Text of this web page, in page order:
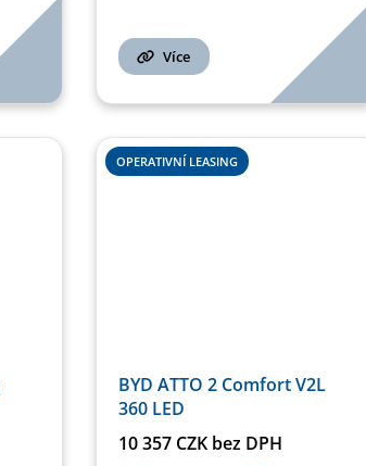
Více
OPERATIVNÍ LEASING
BYD ATTO 2 Comfort V2L
360 LED
10 357 CZK bez DPH